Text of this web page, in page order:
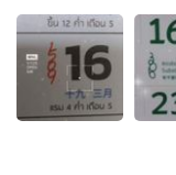
อัลบั้ม
ภาพ
ของ